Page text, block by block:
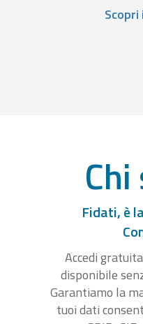
Fidati, è
Accedi
disponibile
Garantiamo la
tuoi dati